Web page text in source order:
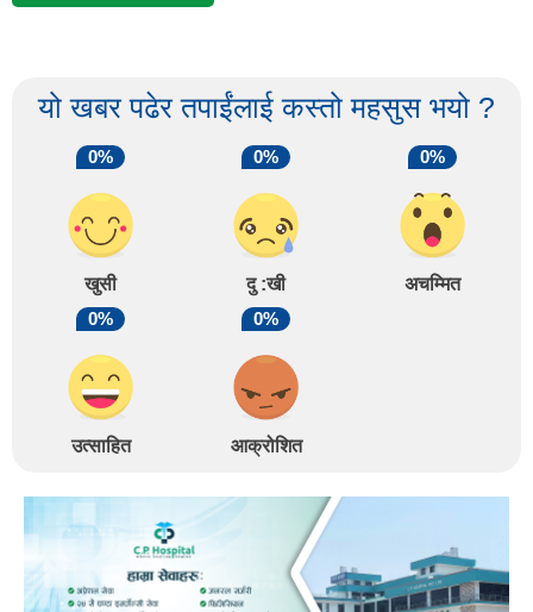
यो खबर पढेर तपाईंलाई कस्तो महसुस भयो ?
0%
खुसी
0%
दु :खी
0%
अचम्मित
0%
उत्साहित
0%
आक्रोशित